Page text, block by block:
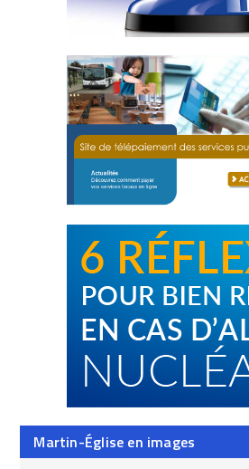
Martin-Église en images